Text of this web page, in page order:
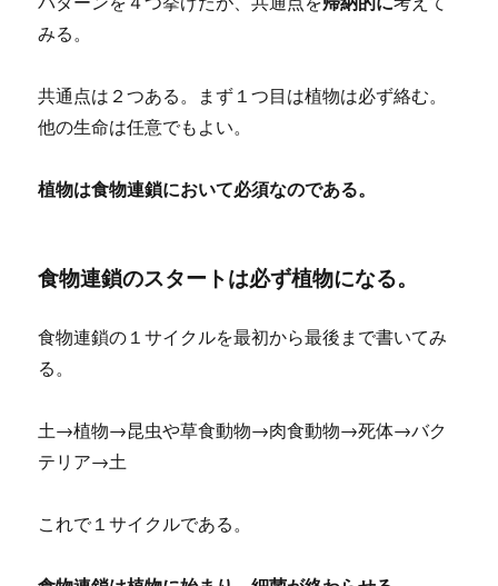
みる。
共通点は２つある。まず１つ目は植物は必ず絡む。
他の生命は任意でもよい。
植物は食物連鎖において必須なのである。
食物連鎖のスタートは必ず植物になる。
食物連鎖の１サイクルを最初から最後まで書いてみ
る。
土→植物→昆虫や草食動物→肉食動物→死体→バク
テリア→土
これで１サイクルである。